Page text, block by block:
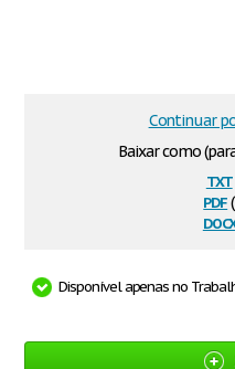
Baixar como
txt
pdf
Continuar
Disponível apenas no